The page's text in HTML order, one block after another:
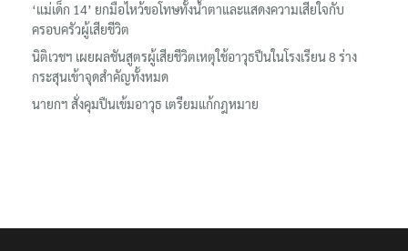
‘แม่เด็ก 14’ ยกมือไหว้ขอโทษทั้งน้ำตาและแสดงความเสียใจกับ
ครอบครัวผู้เสียชีวิต
นิติเวชฯ เผยผลชันสูตรผู้เสียชีวิตเหตุใช้อาวุธปืนในโรงเรียน 8 ร่าง
กระสุนเข้าจุดสำคัญทั้งหมด
นายกฯ สั่งคุมปืนเข้มอาวุธ เตรียมแก้กฎหมาย